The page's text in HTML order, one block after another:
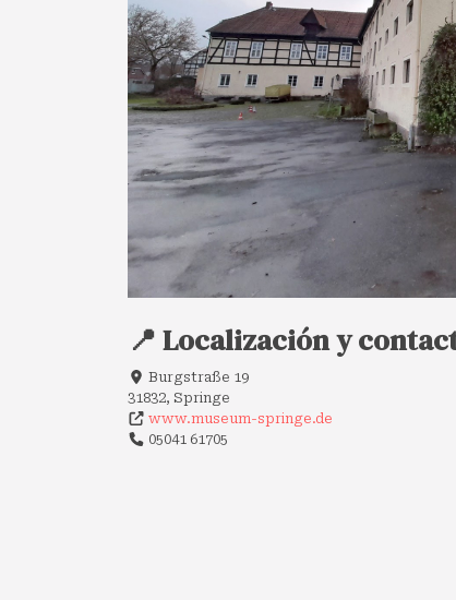
📍 Localización y
Burgstraße 19
31832, Springe
www.museum-springe.de
05041 61705